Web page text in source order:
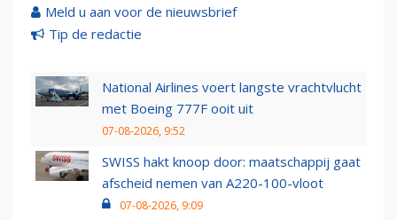
Meld u aan voor de nieuwsbrief
Tip de redactie
National Airlines voert langste vrachtvlucht
met Boeing 777F ooit uit
07-08-2026, 9:52
SWISS hakt knoop door: maatschappij gaat
afscheid nemen van A220-100-vloot
07-08-2026, 9:09